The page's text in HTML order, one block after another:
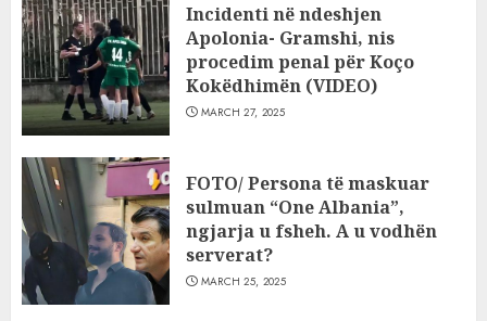
Incidenti në ndeshjen
Apolonia- Gramshi, nis
procedim penal për Koço
Kokëdhimën (VIDEO)
MARCH 27, 2025
FOTO/ Persona të maskuar
sulmuan “One Albania”,
ngjarja u fsheh. A u vodhën
serverat?
MARCH 25, 2025